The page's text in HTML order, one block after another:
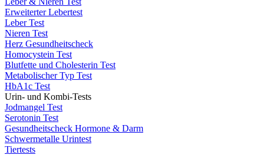
Erweiterter Lebertest
Leber Test
Nieren Test
Herz Gesundheitscheck
Homocystein Test
Blutfette und Cholesterin Test
Metabolischer Typ Test
HbA1c Test
Urin- und Kombi-Tests
Jodmangel Test
Serotonin Test
Gesundheitscheck Hormone & Darm
Schwermetalle Urintest
Tiertests